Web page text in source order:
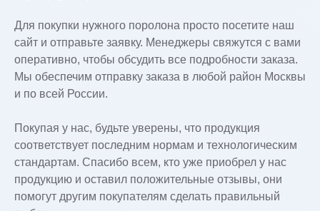
Для покупки нужного поролона просто посетите наш
сайт и отправьте заявку. Менеджеры свяжутся с вами
оперативно, чтобы обсудить все подробности заказа.
Мы обеспечим отправку заказа в любой район Москвы
и по всей России.
Покупая у нас, будьте уверены, что продукция
соответствует последним нормам и технологическим
стандартам. Спасибо всем, кто уже приобрел у нас
продукцию и оставил положительные отзывы, они
помогут другим покупателям сделать правильный